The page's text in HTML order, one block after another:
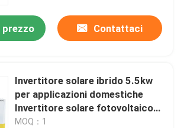
prezzo Contattaci
Invertitore solare ibrido 5.5kw
per applicazioni domestiche
Invertitore solare fotovoltaico
off-grid
MOQ：1